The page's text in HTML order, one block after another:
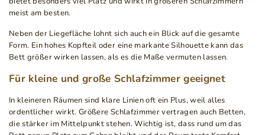
meist am besten.
Neben der Liegefläche lohnt sich auch ein Blick auf die gesamte
Form. Ein hohes Kopfteil oder eine markante Silhouette kann das
Bett größer wirken lassen, als es die Maße vermuten lassen.
Für kleine und große Schlafzimmer geeignet
In kleineren Räumen sind klare Linien oft ein Plus, weil alles
ordentlicher wirkt. Größere Schlafzimmer vertragen auch Betten,
die stärker im Mittelpunkt stehen. Wichtig ist, dass rund um das